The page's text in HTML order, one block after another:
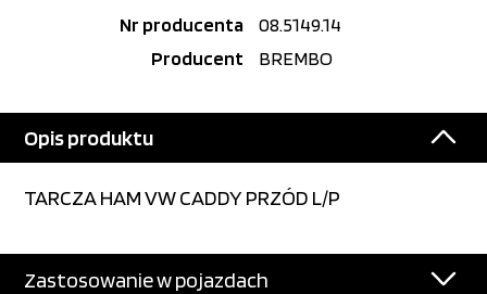
Nr producenta
08.5149.14
Producent
BREMBO
Opis produktu
TARCZA HAM VW CADDY PRZÓD L/P
Zastosowanie w pojazdach